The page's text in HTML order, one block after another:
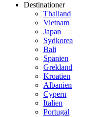
Destinationer
Thailand
Vietnam
Japan
Sydkorea
Bali
Spanien
Grekland
Kroatien
Albanien
Cypern
Italien
Portugal